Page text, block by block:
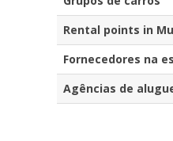
Rental points in
Fornecedores na
Agências de